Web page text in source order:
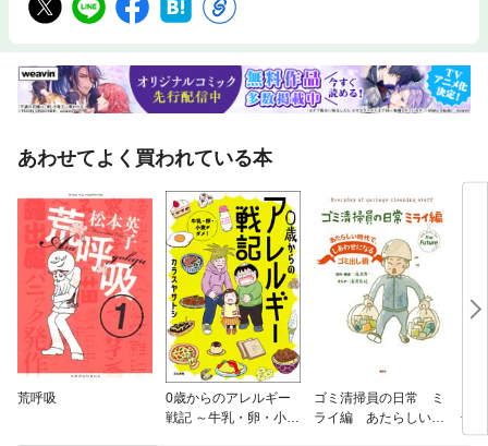
あわせてよく買われている本
荒呼吸
0歳からのアレルギー
戦記 ～牛乳・卵・小麦
ゴミ清掃員の日常 ミ
ライ編 あたらしい時
子
員